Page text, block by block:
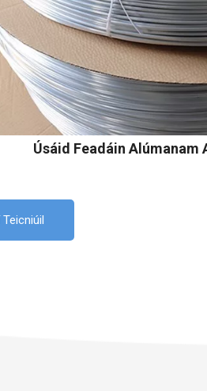
Úsáid Feadáin Alúmanam